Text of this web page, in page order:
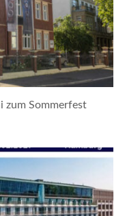
zum Sommerfest